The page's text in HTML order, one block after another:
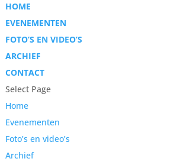
HOME
EVENEMENTEN
FOTO’S EN VIDEO’S
ARCHIEF
CONTACT
Select Page
Home
Evenementen
Foto’s en video’s
Archief